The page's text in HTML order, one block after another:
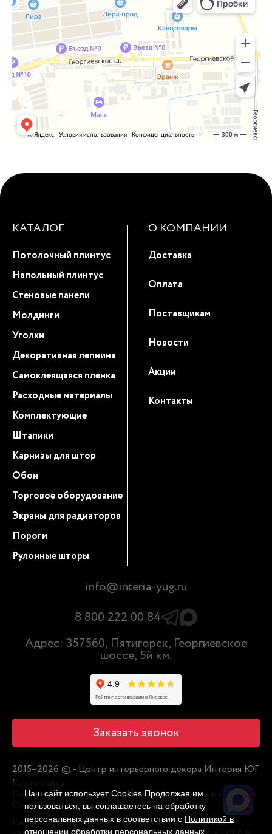
КАТАЛОГ
Потолочный плинтус
Напольный плинтус
Стеновые панели
Молдинги
Уголки
Декоративная лепнина
Самоклеящаяся пленка
Расходные материалы
Комплектующие
Штапики
Карнизы для штор
Обои
Торговое оборудование
Экраны для радиаторов
Пороги
Рулонные шторы
О КОМПАНИИ
Доставка
Оплата
Поставщикам
Новости
Акции
Контакты
info@interia-yug.ru
8 800 222 00 84
Адрес: 357560, Пятигорск, Георгиевское
шоссе, 5й км.
Заказать звонок
2015–2026 © - Центр интерьерного декора Интерия ЮГ
Карта сайта
Политика в отношении обработки персональных данных
Согласие на обработку персональных
Персональные данные опубликованы на сайте при
Наш сайт использует Cookies Продолжая им
пользоваться, вы соглашаетесь на обработку
персональных данных в соответствии с Политикой в
отношении обработки персональных данных